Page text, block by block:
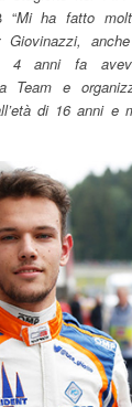
“Mi ha fatto
Giovinazzi,
4 anni fa
Team e
di 16 anni e